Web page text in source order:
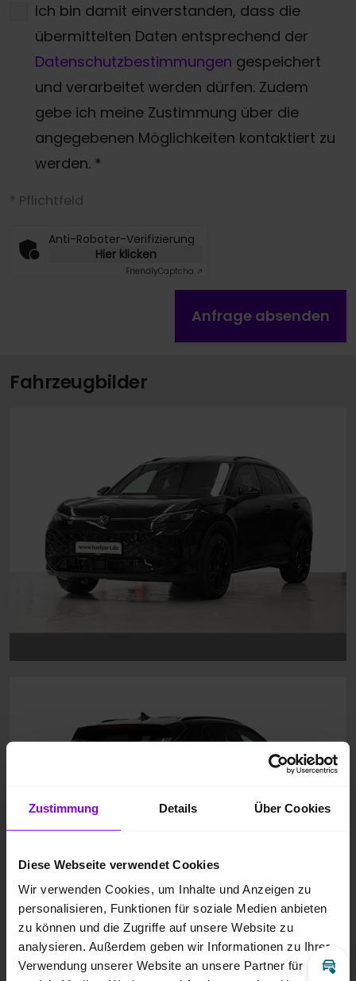
Zustimmung Details Über Cookies
Diese Webseite verwendet Cookies
Wir verwenden Cookies, um Inhalte und Anzeigen zu
personalisieren, Funktionen für soziale Medien anbieten
zu können und die Zugriffe auf unsere Website zu
analysieren. Außerdem geben wir Informationen zu Ihrer
Verwendung unserer Website an unsere Partner für
Ich bin damit einverstanden, dass die
übermittelten Daten entsprechend der
Datenschutzbestimmungen gespeichert
und verarbeitet werden dürfen. Zudem
gebe ich meine Zustimmung über die
angegebenen Möglichkeiten kontaktiert zu
werden. *
* Pflichtfeld
Anti-Roboter-Verifizierung
Hier klicken
FriendlyCaptcha ⇗
Anfrage absenden
Fahrzeugbilder